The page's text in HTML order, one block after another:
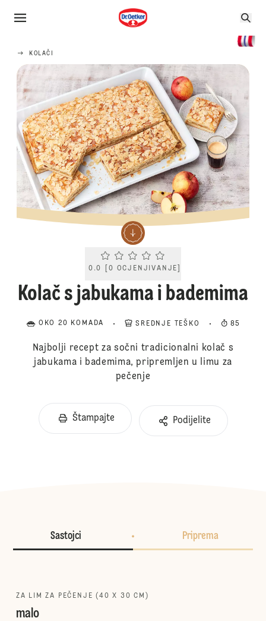
KOLAČI
Current rating 0.0. Click to rate.
0.0 [0 OCJENJIVANJE
Kolač s jabukama i bademima
OKO 20 KOMADA SREDNJE TEŠKO 85
Najbolji recept za sočni tradicionalni kolač s
jabukama i bademima, pripremljen u limu za
pečenje
Štampajte Podijelite
Sastojci Priprema
ZA LIM ZA PEČENJE (40 X 30 CM)
malo